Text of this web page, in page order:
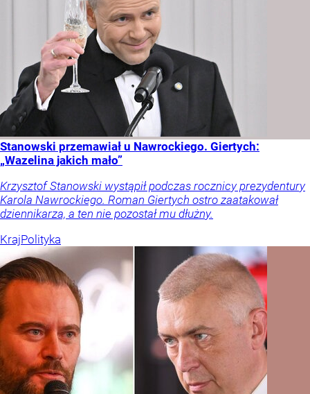
Stanowski przemawiał u Nawrockiego. Giertych:
„Wazelina jakich mało”
Krzysztof Stanowski wystąpił podczas rocznicy prezydentury
Karola Nawrockiego. Roman Giertych ostro zaatakował
dziennikarza, a ten nie pozostał mu dłużny.
KrajPolityka